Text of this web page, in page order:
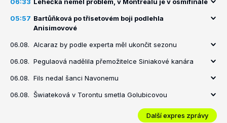
05:57 Bartůňková po třísetovém boji podlehla
Anisimovové
06.08. Alcaraz by podle experta měl ukončit sezonu
06.08. Pegulaová nadělila přemožitelce Siniakové kanára
06.08. Fils nedal šanci Navonemu
06.08. Šwiateková v Torontu smetla Golubicovou
Další expres zprávy